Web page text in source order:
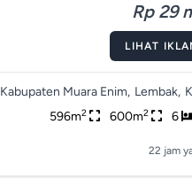
Rp 29
LIHAT
Kabupaten Muara Enim, Lembak,
596m2 600m2 6
22 jam